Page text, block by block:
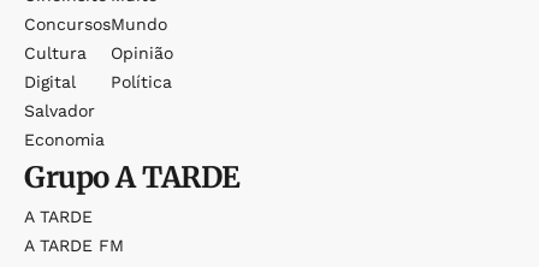
Concursos
Cultura
Digital
Salvador
Economia
Mundo
Opinião
Política
GrupoA TARDE
A TARDE
A TARDE FM